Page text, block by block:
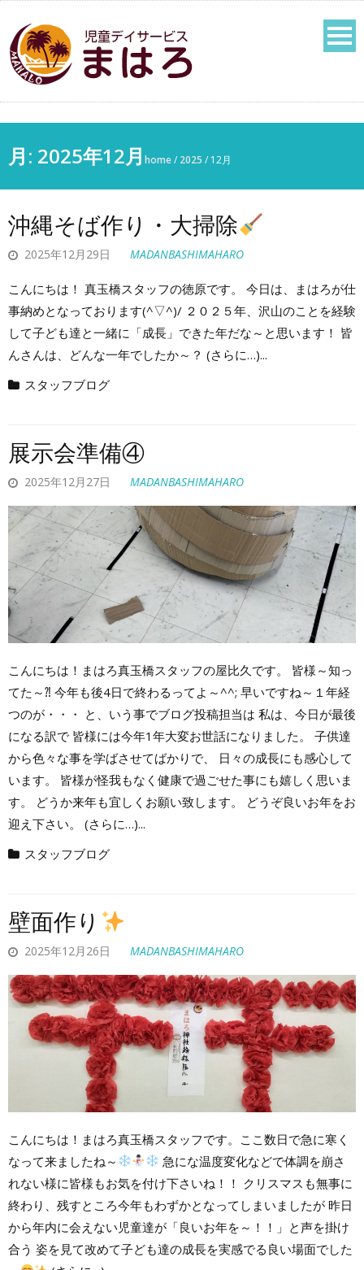
月: 2025年12月 home/ 2025 / 12月
沖縄そば作り・大掃除
2025年12月29日 MADANBASHIMAHARO
こんにちは！ 真玉橋スタッフの徳原です。 今日は、まはろが仕
事納めとなっております(^▽^)/ ２０２５年、沢山のことを経験
して子ども達と一緒に「成長」できた年だな～と思います！ 皆
んさんは、どんな一年でしたか～？ (さらに…)...
スタッフブログ
展示会準備④
2025年12月27日 MADANBASHIMAHARO
こんにちは！まはろ真玉橋スタッフの屋比久です。 皆様～知っ
てた～⁈ 今年も後4日で終わるってよ～^^; 早いですね～１年経
つのが・・・ と、いう事でブログ投稿担当は 私は、今日が最後
になる訳で 皆様には今年1年大変お世話になりました。 子供達
から色々な事を学ばさせてばかりで、 日々の成長にも感心して
います。 皆様が怪我もなく健康で過ごせた事にも嬉しく思いま
す。 どうか来年も宜しくお願い致します。 どうぞ良いお年をお
迎え下さい。 (さらに…)...
スタッフブログ
壁面作り
2025年12月26日 MADANBASHIMAHARO
こんにちは！まはろ真玉橋スタッフです。ここ数日で急に寒く
なって来ましたね～
急にな温度変化などで体調を崩さ
れない様に皆様もお気を付け下さいね！！ クリスマスも無事に
終わり、残すところ今年もわずかとなってしまいましたが 昨日
から年内に会えない児童達が「良いお年を～！！」と声を掛け
合う 姿を見て改めて子ども達の成長を実感でる良い場面でした